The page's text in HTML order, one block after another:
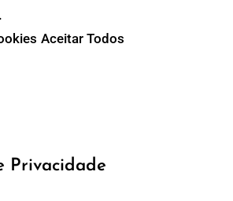
Aceitar Todos
Privacidade